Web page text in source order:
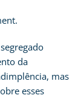
da
mas
esses